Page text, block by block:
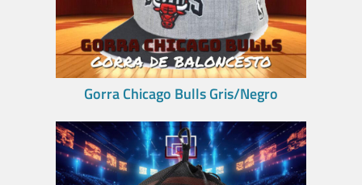
Gorra Chicago Bulls Gris/Negro